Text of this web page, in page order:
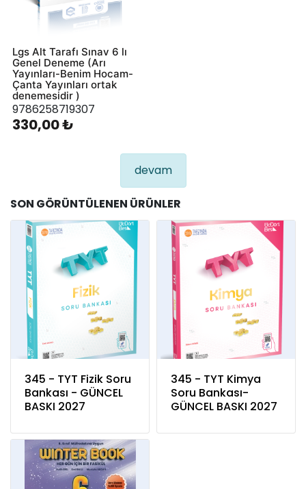
Lgs Alt Tarafı Sınav 6 lı
Genel Deneme (Arı
Yayınları-Benim Hocam-
Çanta Yayınları ortak
denemesidir )
9786258719307
330,00 ₺
devam
SON GÖRÜNTÜLENEN ÜRÜNLER
345 - TYT Fizik Soru
Bankası - GÜNCEL
BASKI 2027
345 - TYT Kimya
Soru Bankası-
GÜNCEL BASKI 2027